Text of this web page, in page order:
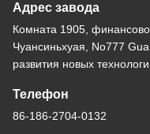
Адрес завода
Комната 1905,
Чуансиньхуая, No777
развития новых
Телефон
86-186-2704-0132